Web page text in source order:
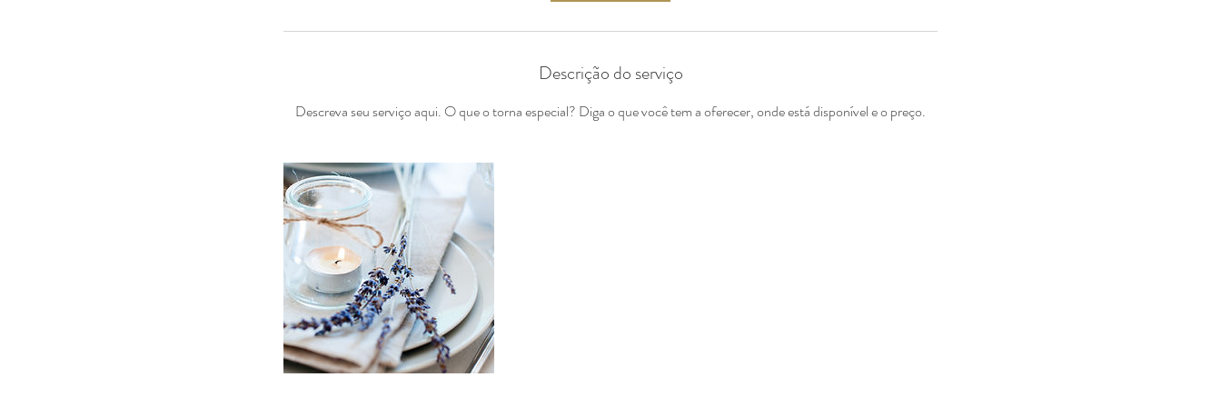
Descrição do serviço
Descreva seu serviço aqui. O que o torna especial? Diga o que você tem a oferecer, onde está disponível e o preço.